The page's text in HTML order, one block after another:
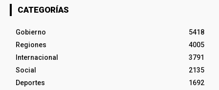
CATEGORÍAS
Gobierno
5418
Regiones
4005
Internacional
3791
Social
2135
Deportes
1692